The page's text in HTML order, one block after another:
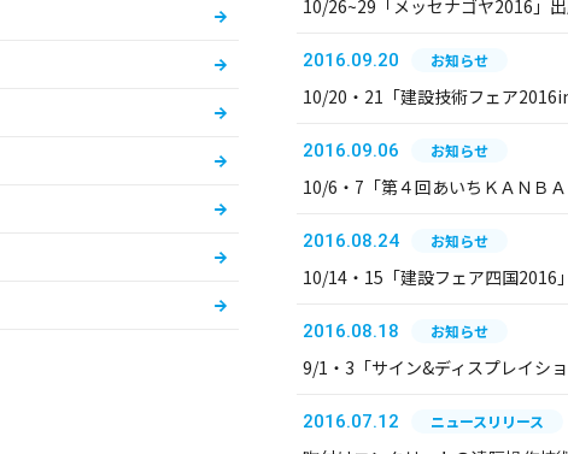
10/26~29「メッセナゴヤ2016」
2016.09.20 お知らせ
10/20・21「建設技術フェア
2016.09.06 お知らせ
10/6・7「第４回あいちＫＡＮＢ
2016.08.24 お知らせ
10/14・15「建設フェア四国2016
2016.08.18 お知らせ
9/1・3「サイン&ディスプレイシ
2016.07.12 ニュースリリース